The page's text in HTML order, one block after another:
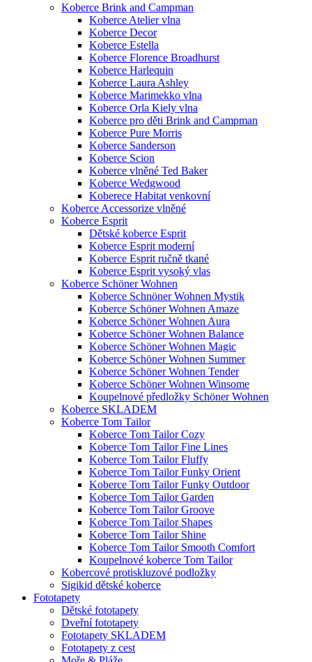
Koberce Brink and Campman
Koberce Atelier vlna
Koberce Decor
Koberce Estella
Koberce Florence Broadhurst
Koberce Harlequin
Koberce Laura Ashley
Koberce Marimekko vlna
Koberce Orla Kiely vlna
Koberce pro děti Brink and Campman
Koberce Pure Morris
Koberce Sanderson
Koberce Scion
Koberce vlněné Ted Baker
Koberce Wedgwood
Koberece Habitat venkovní
Koberce Accessorize vlněné
Koberce Esprit
Dětské koberce Esprit
Koberce Esprit moderní
Koberce Esprit ručně tkané
Koberce Esprit vysoký vlas
Koberce Schöner Wohnen
Koberce Schnöner Wohnen Mystik
Koberce Schöner Wohnen Amaze
Koberce Schöner Wohnen Aura
Koberce Schöner Wohnen Balance
Koberce Schöner Wohnen Magic
Koberce Schöner Wohnen Summer
Koberce Schöner Wohnen Tender
Koberce Schöner Wohnen Winsome
Koupelnové předložky Schöner Wohnen
Koberce SKLADEM
Koberce Tom Tailor
Koberce Tom Tailor Cozy
Koberce Tom Tailor Fine Lines
Koberce Tom Tailor Fluffy
Koberce Tom Tailor Funky Orient
Koberce Tom Tailor Funky Outdoor
Koberce Tom Tailor Garden
Koberce Tom Tailor Groove
Koberce Tom Tailor Shapes
Koberce Tom Tailor Shine
Koberce Tom Tailor Smooth Comfort
Koupelnové koberce Tom Tailor
Kobercové protiskluzové podložky
Sigikid dětské koberce
Fototapety
Dětské fototapety
Dveřní fototapety
Fototapety SKLADEM
Fototapety z cest